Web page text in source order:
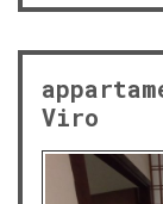
Viro